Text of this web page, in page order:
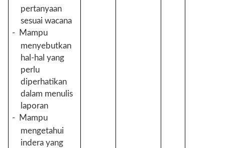
pertanyaan
sesuai wacana
-
Mampu
menyebutkan
hal-hal yang
perlu
diperhatikan
dalam menulis
laporan
-
Mampu
mengetahui
indera yang